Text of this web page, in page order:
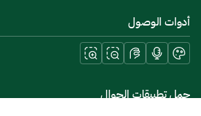
أدوات الوصول
حمل تطبيقات الجوال